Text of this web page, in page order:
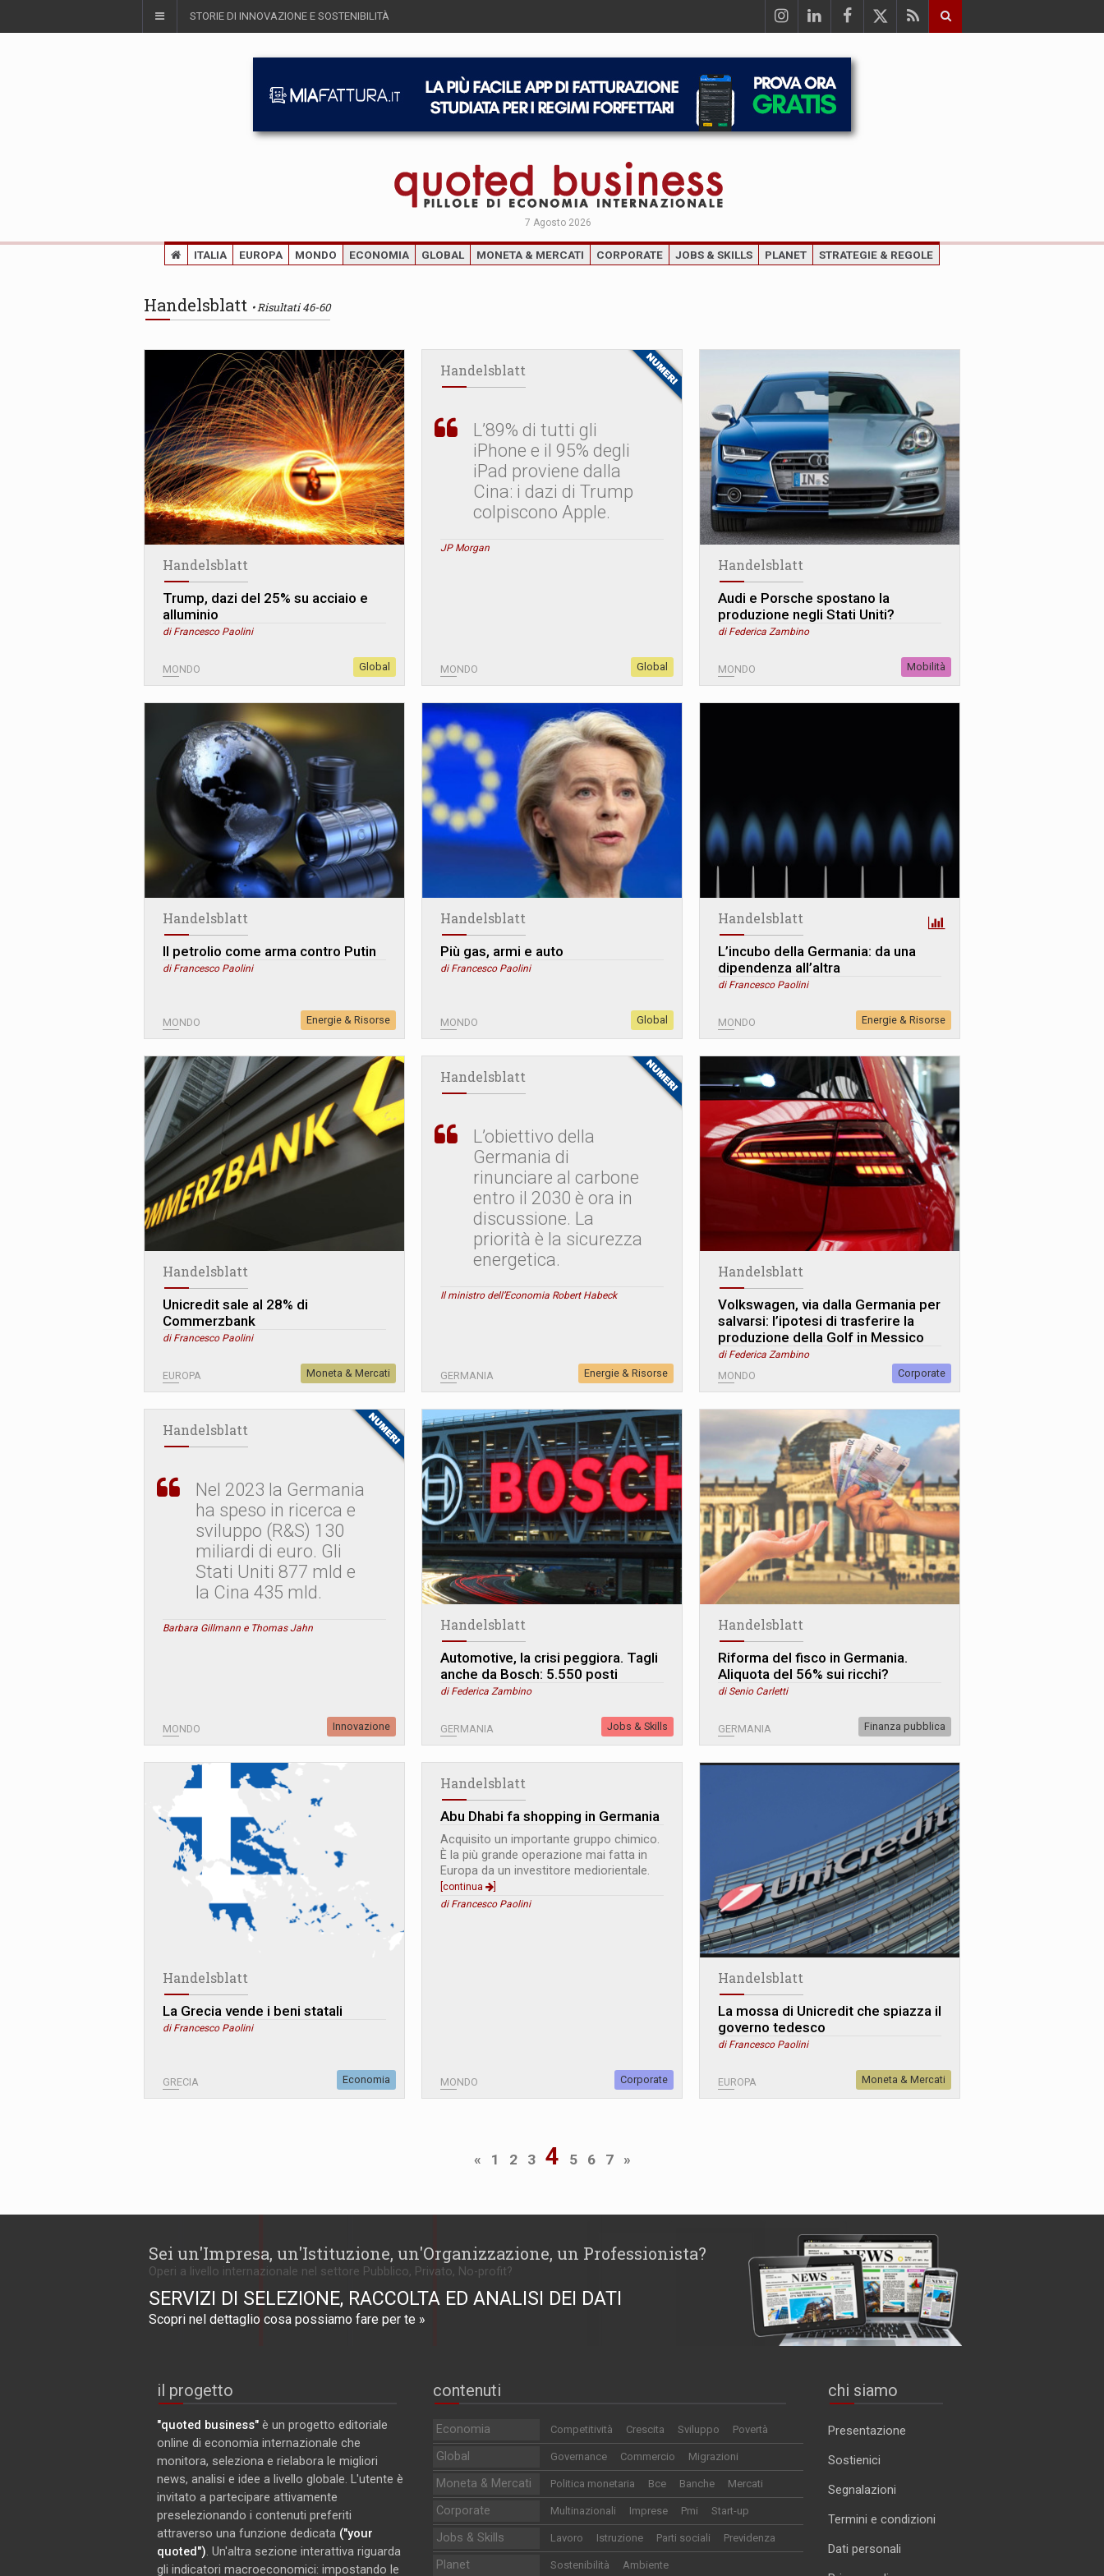
STORIE DI INNOVAZIONE E SOSTENIBILITÀ
7 Agosto 2026
ITALIA EUROPA MONDO ECONOMIA GLOBAL MONETA & MERCATI CORPORATE JOBS & SKILLS PLANET STRATEGIE & REGOLE
Handelsblatt Risultati 46-60
Handelsblatt
Trump, dazi del 25% su acciaio e
alluminio
di Francesco Paolini
MONDO Global
Handelsblatt
L’89% di tutti gli
iPhone e il 95% degli
iPad proviene dalla
Cina: i dazi di Trump
colpiscono Apple.
JP Morgan
MONDO Global
Handelsblatt
Audi e Porsche spostano la
produzione negli Stati Uniti?
di Federica Zambino
MONDO Mobilità
Handelsblatt
Il petrolio come arma contro Putin
di Francesco Paolini
MONDO Energie & Risorse
Handelsblatt
Più gas, armi e auto
di Francesco Paolini
MONDO Global
Handelsblatt
L’incubo della Germania: da una
dipendenza all’altra
di Francesco Paolini
MONDO Energie & Risorse
Handelsblatt
Unicredit sale al 28% di
Commerzbank
di Francesco Paolini
EUROPA Moneta & Mercati
Handelsblatt
L’obiettivo della
Germania di
rinunciare al carbone
entro il 2030 è ora in
discussione. La
priorità è la sicurezza
energetica.
Il ministro dell’Economia Robert Habeck
GERMANIA Energie & Risorse
Handelsblatt
Volkswagen, via dalla Germania per
salvarsi: l’ipotesi di trasferire la
produzione della Golf in Messico
di Federica Zambino
MONDO Corporate
Handelsblatt
Nel 2023 la Germania
ha speso in ricerca e
sviluppo (R&S) 130
miliardi di euro. Gli
Stati Uniti 877 mld e
la Cina 435 mld.
Barbara Gillmann e Thomas Jahn
MONDO Innovazione
Handelsblatt
Automotive, la crisi peggiora. Tagli
anche da Bosch: 5.550 posti
di Federica Zambino
GERMANIA Jobs & Skills
Handelsblatt
Riforma del fisco in Germania.
Aliquota del 56% sui ricchi?
di Senio Carletti
GERMANIA Finanza pubblica
Handelsblatt
La Grecia vende i beni statali
di Francesco Paolini
GRECIA Economia
Handelsblatt
Abu Dhabi fa shopping in Germania
Acquisito un importante gruppo chimico.
È la più grande operazione mai fatta in
Europa da un investitore mediorientale.
[continua
]
di Francesco Paolini
MONDO Corporate
Handelsblatt
La mossa di Unicredit che spiazza il
governo tedesco
di Francesco Paolini
EUROPA Moneta & Mercati
« 1 2 3 4 5 6 7 »
Sei un'Impresa, un'Istituzione, un'Organizzazione, un Professionista?
Operi a livello internazionale nel settore Pubblico, Privato, No-profit?
SERVIZI DI SELEZIONE, RACCOLTA ED ANALISI DEI DATI
Scopri nel dettaglio cosa possiamo fare per te »
il progetto
"quoted business" è un progetto editoriale
online di economia internazionale che
monitora, seleziona e rielabora le migliori
news, analisi e idee a livello globale. L'utente è
invitato a partecipare attivamente
preselezionando i contenuti preferiti
attraverso una funzione dedicata ("your
quoted"). Un'altra sezione interattiva riguarda
gli indicatori macroeconomici: impostando le
contenuti
Economia Competitività Crescita Sviluppo Povertà
Global Governance Commercio Migrazioni
Moneta & Mercati Politica monetaria Bce Banche Mercati
Corporate Multinazionali Imprese Pmi Start-up
Jobs & Skills Lavoro Istruzione Parti sociali Previdenza
Planet Sostenibilità Ambiente
chi siamo
Presentazione
Sostienici
Segnalazioni
Termini e condizioni
Dati personali